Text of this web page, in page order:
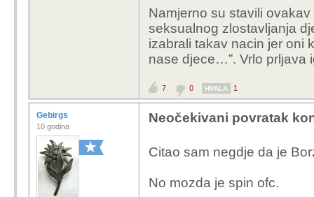
Namjerno su stavili
seksualnog zlostavljanja
izabrali takav nacin jer oni
nase djece…”. Vrlo prljava
7 0 HVALA 1
Gebirgs
10 godina
Neočekivani povratak
Citao sam negdje da je
No mozda je spin ofc.